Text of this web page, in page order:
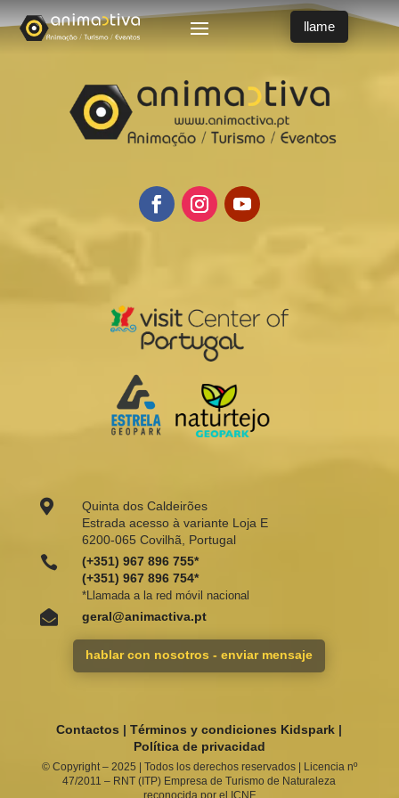
llame

Quinta dos Caldeirões
Estrada acesso à variante Loja E
6200-065 Covilhã, Portugal

(+351) 967 896 755*
(+351) 967 896 754*
*Llamada a la red móvil nacional
 geral@animactiva.pt
hablar con nosotros - enviar mensaje
Contactos |Términos y condiciones Kidspark |
Política de privacidad
© Copyright – 2025 | Todos los derechos reservados | Licencia nº
47/2011 – RNT (ITP) Empresa de Turismo de Naturaleza
reconocida por el ICNF